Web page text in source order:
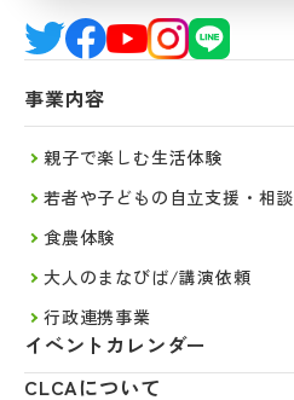
事業内容
親子で楽しむ生活体験
若者や子どもの自立支援・相談
食農体験
大人のまなびば/講演依頼
行政連携事業
イベントカレンダー
CLCAについて